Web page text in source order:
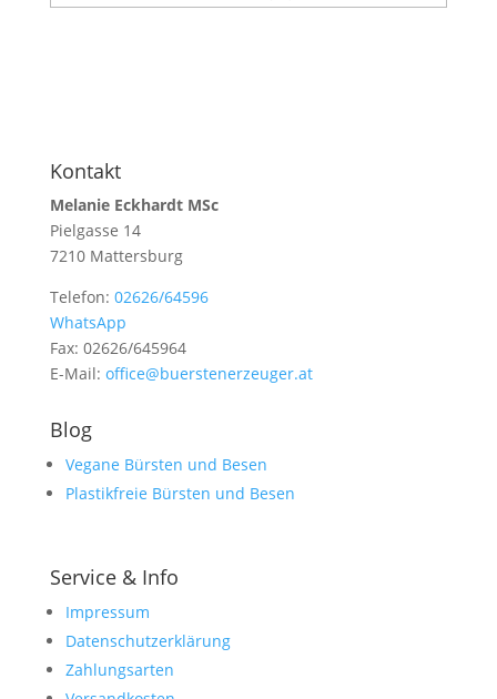
Kontakt
Melanie Eckhardt MSc
Pielgasse 14
7210 Mattersburg
Telefon: 02626/64596
WhatsApp
Fax: 02626/645964
E-Mail: office@buerstenerzeuger.at
Blog
Vegane Bürsten und Besen
Plastikfreie Bürsten und Besen
Service & Info
Impressum
Datenschutzerklärung
Zahlungsarten